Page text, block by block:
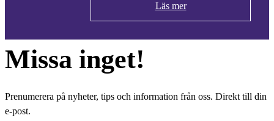
Missa inget!
Prenumerera på nyheter, tips och information från oss. Direkt till din
e-post.
Läs mer